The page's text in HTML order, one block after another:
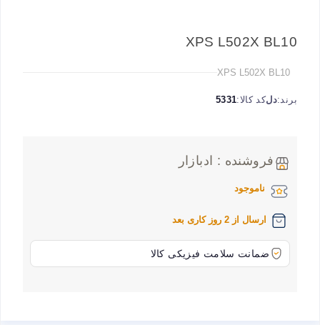
XPS L502X BL10
XPS L502X BL10
برند:دلکد کالا:5331
فروشنده : ادبازار
ناموجود
ارسال از 2 روز کاری بعد
ضمانت سلامت فیزیکی کالا